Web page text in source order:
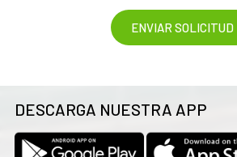
DESCARGA NUESTRA APP